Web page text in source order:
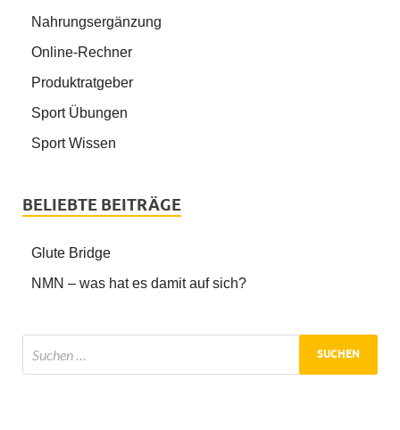
Nahrungsergänzung
Online-Rechner
Produktratgeber
Sport Übungen
Sport Wissen
BELIEBTE BEITRÄGE
Glute Bridge
NMN – was hat es damit auf sich?